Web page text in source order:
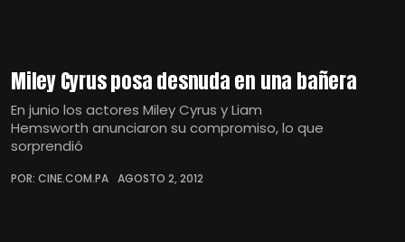
Miley Cyrus posa desnuda en una bañera
En junio los actores Miley Cyrus y Liam
Hemsworth anunciaron su compromiso, lo que
sorprendió
POR: CINE.COM.PA AGOSTO 2, 2012